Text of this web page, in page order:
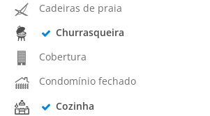
Cadeiras de praia
Churrasqueira
Cobertura
Condomínio fechado
Cozinha